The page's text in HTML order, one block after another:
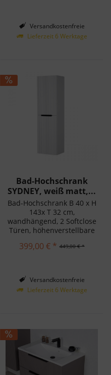
Versandkostenfreie
Lieferung in Deutschland!
Lieferzeit 6 Werktage
Bad-Hochschrank
SYDNEY, weiß matt,...
Bad-Hochschrank B 40 x H
143x T 32 cm,
wandhängend, 2 Softclose
Türen, höhenverstellbare
449,00 € *
399,00 € *
Versandkostenfreie
Lieferung in Deutschland!
Lieferzeit 6 Werktage